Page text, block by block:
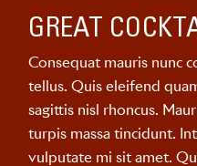
GREAT
Consequat mauris nunc
tellus. Quis eleifend
sagittis nisl rhoncus.
turpis massa tincidunt.
vulputate mi sit amet.